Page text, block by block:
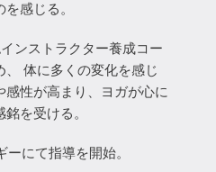
を感じる。
ンストラクター養成コー
、 体に多くの変化を感じ
感性が高まり、ヨガが心に
を受ける。
ーにて指導を開始。